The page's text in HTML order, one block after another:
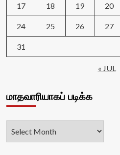
17 18 19 20
24 25 26 27
31
« JUL
மாதவாரியாகப் படிக்க